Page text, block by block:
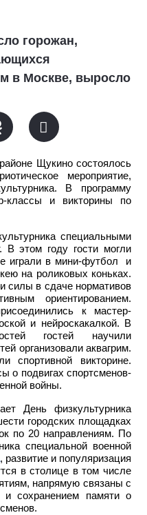
горожан,
в Москве, выросло
Щукино состоялось
мероприятие,
В программу
классы и викторины по
специальными
В этом году гости могли
играли в мини-футбол и
на роликовых коньках.
силы в сдаче нормативов
ориентированием.
к мастер-
и нейроскакалкой. В
гостей научили
организовали аквагрим.
спортивной викторине.
о подвигах спортсменов-
войны.
День физкультурника
городских площадках
по 20 направлениям. По
специальной военной
, развитие и популяризация
в столице в том числе
напрямую связаны с
и сохранением памяти о